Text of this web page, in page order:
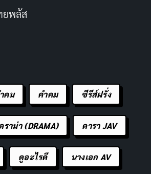
น้ำหอม และสารระคายเคือง เหมาะ
บการแพ้ก่อนใช้
าบเร็ว ไม่เหนียวเหนอะหนะ ทาได้ทั้ง
นอกจากนี้ ยังมีราคาที่ค่อนข้างย่อม
แอนตี้-แอคเน่ ครีม พลัส น่าสนใจ
รอยสิว ต้องการผลิตภัณฑ์ที่อ่อนโยน
ยพลัส
คม คําคม ซีรีส์ฝรั่ง
ราม่า (DRAMA) ดารา JAV
ดูอะไรดี นางเอก AV